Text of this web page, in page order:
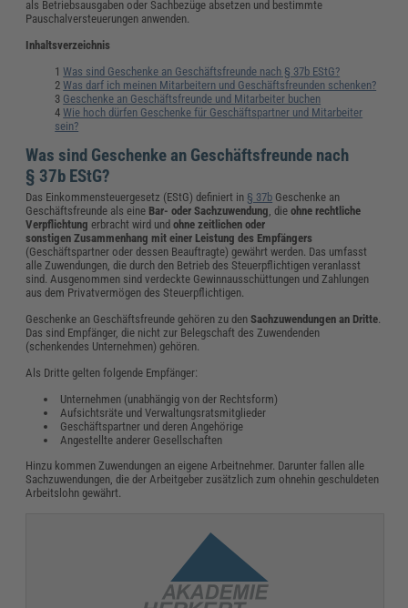
als Betriebsausgaben oder Sachbezüge absetzen und bestimmte
Pauschalversteuerungen anwenden.
Inhaltsverzeichnis
Was sind Geschenke an Geschäftsfreunde nach § 37b EStG?
Was darf ich meinen Mitarbeitern und Geschäftsfreunden schenken?
Geschenke an Geschäftsfreunde und Mitarbeiter buchen
Wie hoch dürfen Geschenke für Geschäftspartner und Mitarbeiter
sein?
Was sind Geschenke an Geschäftsfreunde nach
§ 37b EStG?
Das Einkommensteuergesetz (EStG) definiert in § 37b Geschenke an
Geschäftsfreunde als eine Bar- oder Sachzuwendung, dieohne rechtliche
Verpflichtung erbracht wird undohne zeitlichen oder
sonstigen Zusammenhang mit einer Leistung des Empfängers
(Geschäftspartner oder dessen Beauftragte) gewährt werden. Das umfasst
alle Zuwendungen, die durch den Betrieb des Steuerpflichtigen veranlasst
sind. Ausgenommen sind verdeckte Gewinnausschüttungen und Zahlungen
aus dem Privatvermögen des Steuerpflichtigen.
Geschenke an Geschäftsfreunde gehören zu denSachzuwendungen an Dritte.
Das sind Empfänger, die nicht zur Belegschaft des Zuwendenden
(schenkendes Unternehmen) gehören.
Als Dritte gelten folgende Empfänger:
Unternehmen (unabhängig von der Rechtsform)
Aufsichtsräte und Verwaltungsratsmitglieder
Geschäftspartner und deren Angehörige
Angestellte anderer Gesellschaften
Hinzu kommen Zuwendungen an eigene Arbeitnehmer. Darunter fallen alle
Sachzuwendungen, die der Arbeitgeber zusätzlich zum ohnehin geschuldeten
Arbeitslohn gewährt.